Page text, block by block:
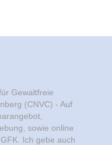
Gewaltfreie
(CNVC) - Auf
sowie online
Ich gebe auch